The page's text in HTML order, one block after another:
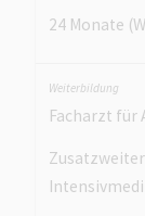
24 Monate
Facharzt für